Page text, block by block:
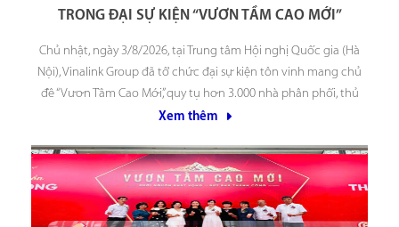
TRONG ĐẠI SỰ KIỆN “VƯƠN TẦM CAO MỚI”
Chủ nhật, ngày 3/8/2026, tại Trung tâm Hội nghị Quốc gia (Hà
Nội), Vinalink Group đã tổ chức đại sự kiện tôn vinh mang chủ
đề “Vươn Tầm Cao Mới”, quy tụ hơn 3.000 nhà phân phối, thủ
lĩnh hệ thống trên toàn quốc, cùng sự góp mặt của đông
Xem thêm